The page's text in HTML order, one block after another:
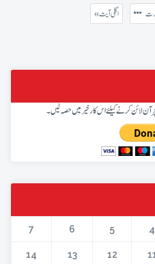
« اگلی آیت
آن لائن کرنے کیلئے اس کار خیر میں حصہ لیں۔
4
5
6
7
12
13
14